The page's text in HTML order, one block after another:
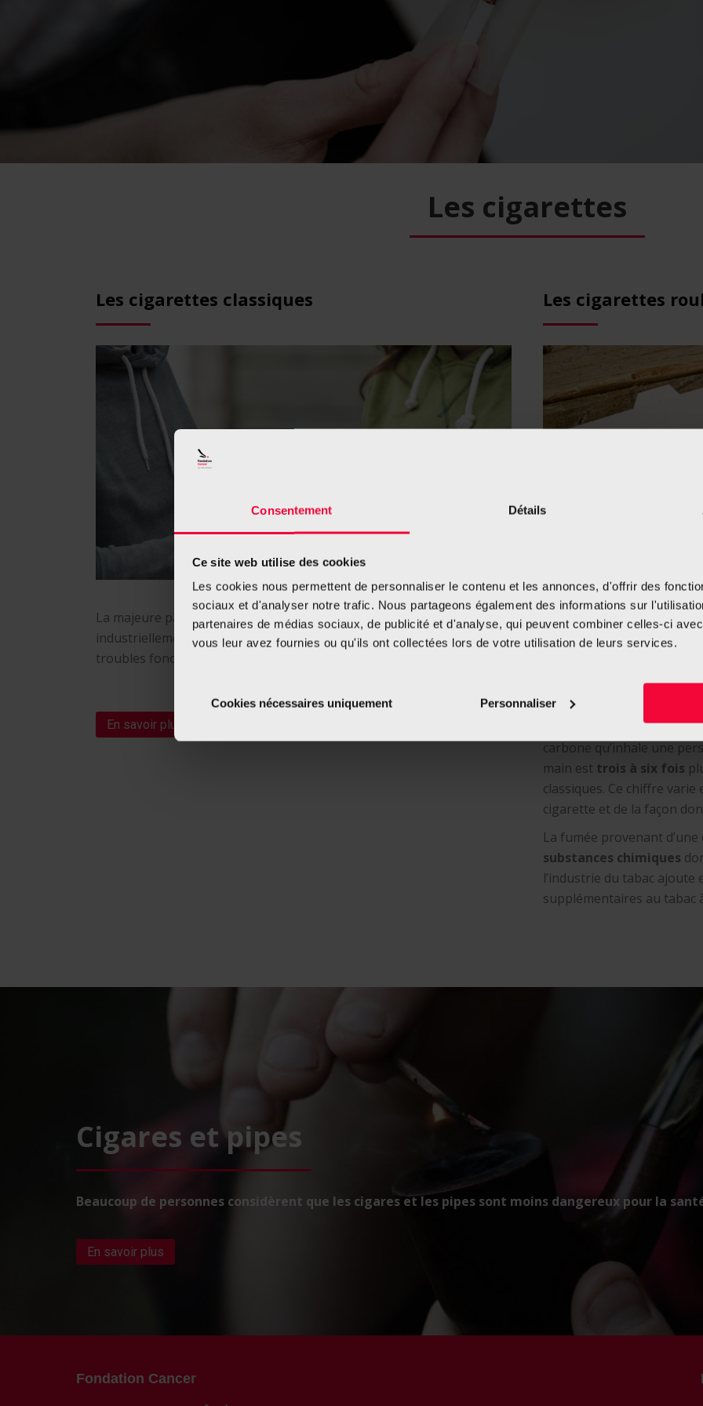
Consentement Détails
Ce site web utilise des cookies
Les cookies nous permettent de personnaliser le contenu et les annonces, d'offrir des
sociaux et d'analyser notre trafic. Nous partageons également des informations sur
partenaires de médias sociaux, de publicité et d'analyse, qui peuvent combiner celles-ci
vous leur avez fournies ou qu'ils ont collectées lors de votre utilisation de leurs services.
Cookies nécessaires uniquement Personnaliser
Les cigarettes
Les cigarettes classiques
La majeure partie des fumeurs fument des cigarettes produites
industriellement. Cette consommation provoque des maladies et des
troubles fonctionnels à quasi tous les organes.
En savoir plus sur les méfaits du tabagisme
Les cigarettes
Le tabac à roulerest
cigarettes classiques.
tort – comme un moindre
Or, en réalité, le tabac à
cigarettes industrielles.
carbone qu’inhale une
main est trois à six fois
classiques. Ce chiffre
cigarette et de la façon
La fumée provenant
substances chimiques
l’industrie du tabac ajoute
supplémentaires au tabac
Cigares et pipes
Beaucoup de personnes considèrent que les cigares et les pipes sont moins dangereux pour la
En savoir plus
Fondation Cancer